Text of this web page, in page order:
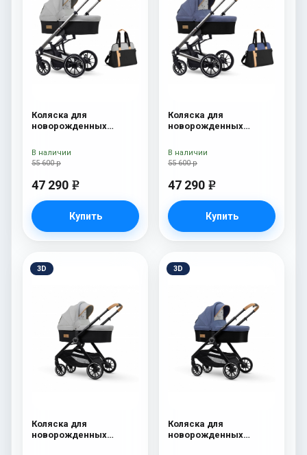
Коляска для
новорожденных
Grey
55 600 р
47 290 e
Купить
В наличии
Коляска для
новорожденных
Denim
55 600 р
47 290 e
Купить
В наличии
3D
Коляска для
новорожденных
3D
Коляска для
новорожденных